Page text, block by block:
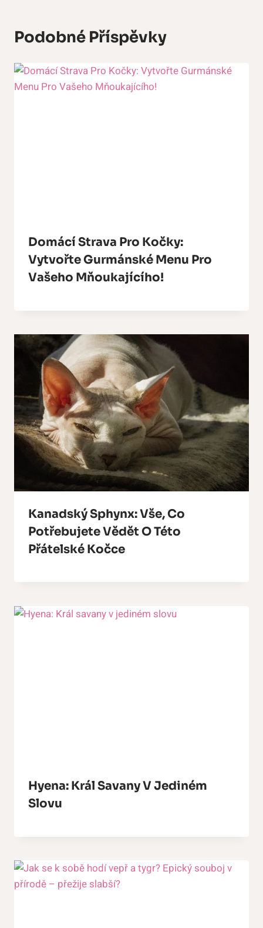
Podobné Příspěvky
Domácí Strava Pro Kočky:
Vytvořte Gurmánské Menu Pro
Vašeho Mňoukajícího!
Kanadský Sphynx: Vše, Co
Potřebujete Vědět O Této
Přátelské Kočce
Hyena: Král Savany V Jediném
Slovu